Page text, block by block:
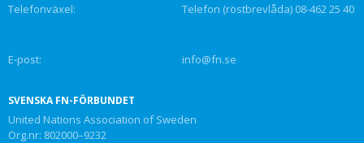
Telefonväxel:
Telefon (röstbrevlåda) 08-462 25 40
E-post: info@fn.se
SVENSKA FN-FÖRBUNDET
United Nations Association of Sweden
Org.nr: 802000–9232